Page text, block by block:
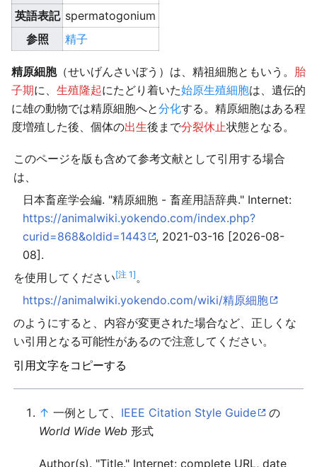
英語表記 spermatogonium
参照
精子
精原細胞（せいげんさいぼう）は、精祖細胞ともいう。 胎
子期に、 生殖隆起にたどり着いた始原生殖細胞は、遺伝的
に雄の動物では精原細胞へと分化する。精原細胞はある程
度増殖した後、個体の出生後まで分裂休止状態となる。
このページを版も含めて参考文献として引用する場合
は、
日本畜産学会編. "精原細胞 - 畜産用語辞典." Internet:
https://animalwiki.yokendo.com/index.php?
curid=868&oldid=1443
, 2021-03-16 [2026-08-
08].
を使用してください[注 1]。
https://animalwiki.yokendo.com/wiki/精原細胞
のようにすると、内容が変更された場合など、正しくな
い引用となる可能性があるので注意してください。
引用文字をコピーする
↑ 一例として、 IEEE Citation Style Guide
の
World Wide Web 形式
Author(s). "Title." Internet: complete URL, date